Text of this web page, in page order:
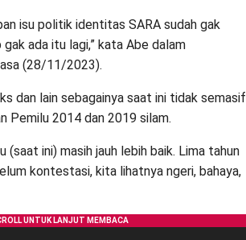
isu politik identitas SARA sudah gak
ada itu lagi,” kata Abe dalam
(28/11/2023).
dan lain sebagainya saat ini tidak semasif
Pemilu 2014 dan 2019 silam.
(saat ini) masih jauh lebih baik. Lima tahun
kontestasi, kita lihatnya ngeri, bahaya,